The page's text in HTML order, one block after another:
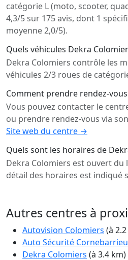
catégorie L (moto, scooter,
4,3/5 sur 175 avis, dont 1
moyenne 2,0/5).
Quels véhicules Dekra
Dekra Colomiers contrôle les
véhicules 2/3 roues de
Comment prendre rendez-
Vous pouvez contacter le
ou prendre rendez-vous via
Site web du centre →
Quels sont les horaires de
Dekra Colomiers est ouvert du
détail des horaires est indiqué
Autres centres à
Autovision Colomiers (à
Auto Sécurité Cornebarrieu
Dekra Colomiers (à 3.4 km)